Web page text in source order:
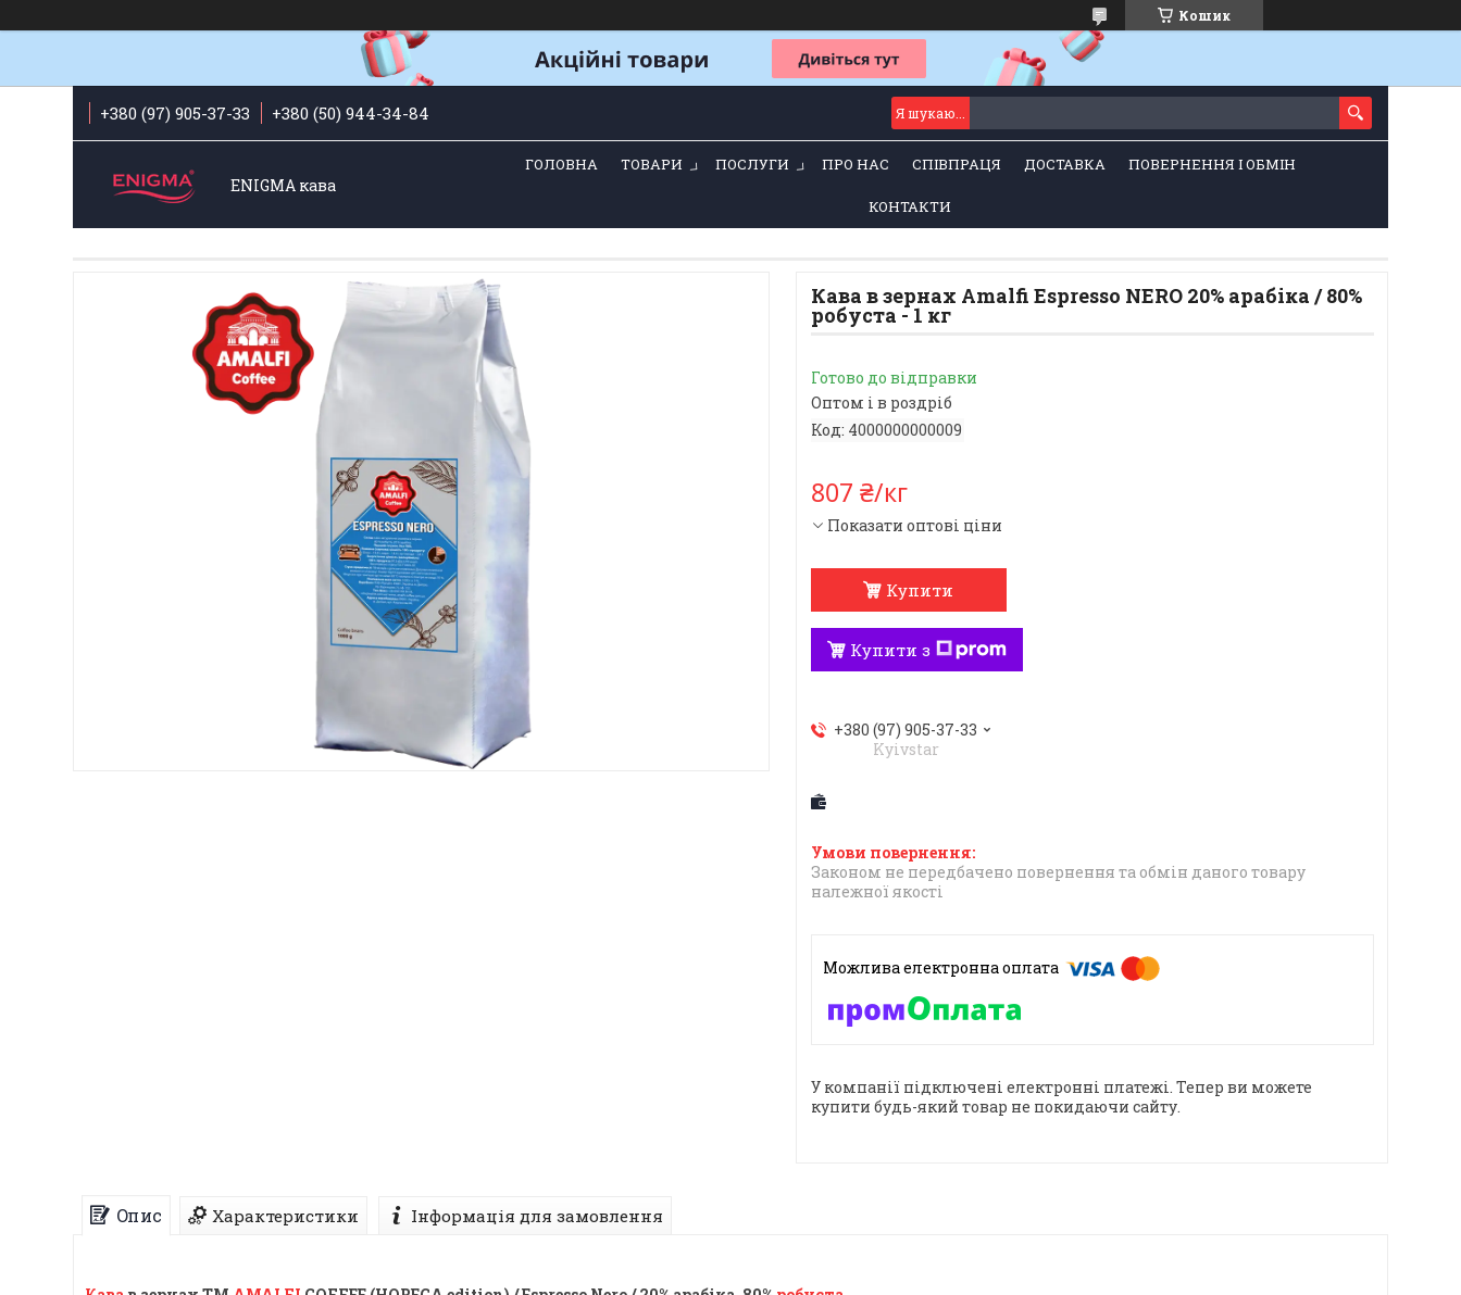
Кошик
+380 (97) 905-37-33 +380 (50) 944-34-84
ENIGMA кава
ГОЛОВНА ТОВАРИ ПОСЛУГИ ПРО НАС СПІВПРАЦЯ ДОСТАВКА ПОВЕРНЕННЯ І ОБМІН
КОНТАКТИ
Кава в зернах Amalfi Espresso NERO 20% арабіка / 80%
робуста - 1 кг
Готово до відправки
Оптом і в роздріб
Код: 4000000000009
807 ₴/кг
Показати оптові ціни
Купити
Купити з
+380 (97) 905-37-33
Kyivstar
Законом не передбачено повернення та обмін даного товару
належної якості
У компанії підключені електронні платежі. Тепер ви можете
купити будь-який товар не покидаючи сайту.
Опис Характеристики Інформація для замовлення